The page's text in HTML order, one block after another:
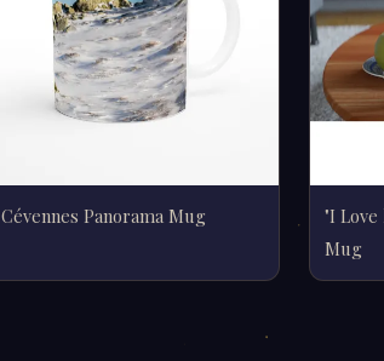
Cévennes Panorama Mug
"I Love
Mug